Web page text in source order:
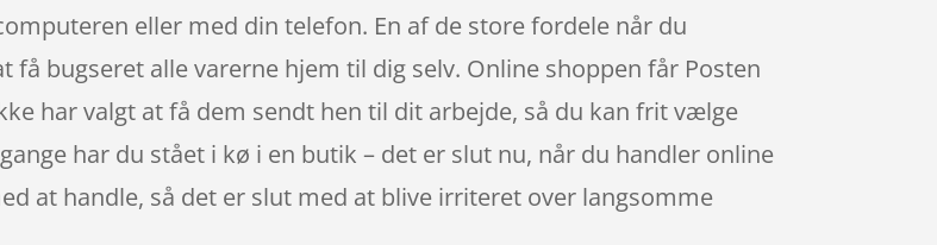
eller med din telefon. En af de store fordele når du
bugseret alle varerne hjem til dig selv. Online shoppen får Posten
har valgt at få dem sendt hen til dit arbejde, så du kan frit vælge
har du stået i kø i en butik – det er slut nu, når du handler online
at handle, så det er slut med at blive irriteret over langsomme